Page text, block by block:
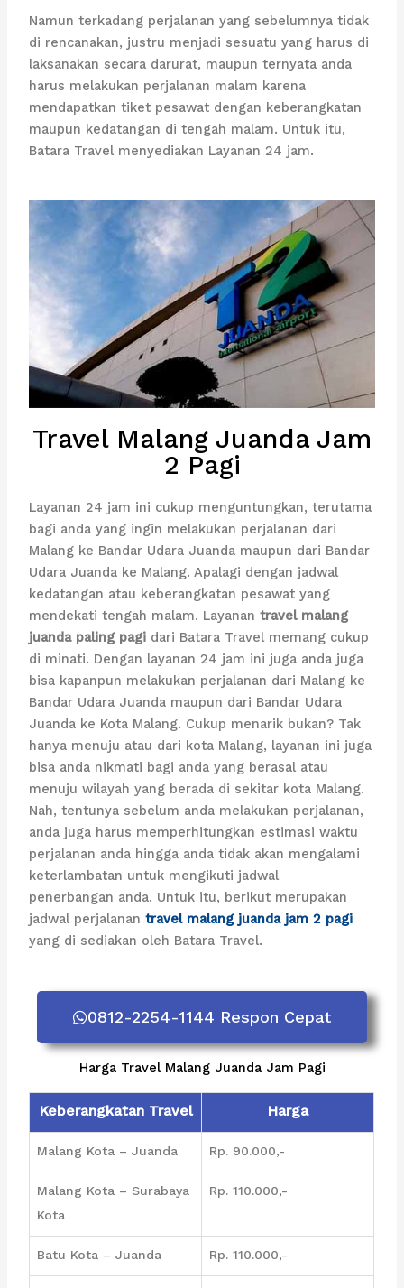
Namun terkadang perjalanan yang sebelumnya tidak
di rencanakan, justru menjadi sesuatu yang harus di
laksanakan secara darurat, maupun ternyata anda
harus melakukan perjalanan malam karena
mendapatkan tiket pesawat dengan keberangkatan
maupun kedatangan di tengah malam. Untuk itu,
Batara Travel menyediakan Layanan 24 jam.
Travel Malang Juanda Jam
2 Pagi
Layanan 24 jam ini cukup menguntungkan, terutama
bagi anda yang ingin melakukan perjalanan dari
Malang ke Bandar Udara Juanda maupun dari Bandar
Udara Juanda ke Malang. Apalagi dengan jadwal
kedatangan atau keberangkatan pesawat yang
mendekati tengah malam. Layanantravel malang
juanda paling pagi dari Batara Travel memang cukup
di minati. Dengan layanan 24 jam ini juga anda juga
bisa kapanpun melakukan perjalanan dari Malang ke
Bandar Udara Juanda maupun dari Bandar Udara
Juanda ke Kota Malang. Cukup menarik bukan? Tak
hanya menuju atau dari kota Malang, layanan ini juga
bisa anda nikmati bagi anda yang berasal atau
menuju wilayah yang berada di sekitar kota Malang.
Nah, tentunya sebelum anda melakukan perjalanan,
anda juga harus memperhitungkan estimasi waktu
perjalanan anda hingga anda tidak akan mengalami
keterlambatan untuk mengikuti jadwal
penerbangan anda. Untuk itu, berikut merupakan
jadwal perjalanantravel malang juanda jam 2 pagi
yang di sediakan oleh Batara Travel.
0812-2254-1144 Respon Cepat
Harga Travel Malang Juanda Jam Pagi
Keberangkatan Travel Harga
Malang Kota – Juanda Rp. 90.000,-
Malang Kota – Surabaya
Kota
Rp. 110.000,-
Batu Kota – Juanda Rp. 110.000,-